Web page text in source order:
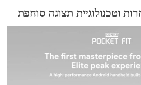
וטכנולוגיית תצוגה סוחפת